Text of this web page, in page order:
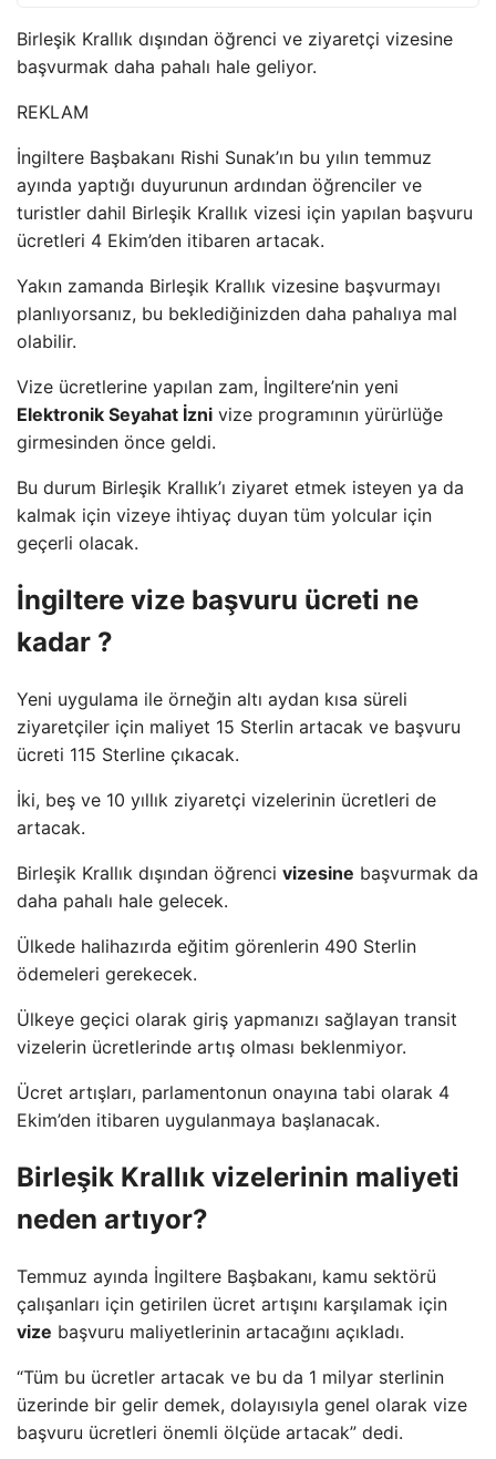
Birleşik Krallık dışından öğrenci ve ziyaretçi vizesine
başvurmak daha pahalı hale geliyor.
REKLAM
İngiltere Başbakanı Rishi Sunak’ın bu yılın temmuz
ayında yaptığı duyurunun ardından öğrenciler ve
turistler dahil Birleşik Krallık vizesi için yapılan başvuru
ücretleri 4 Ekim’den itibaren artacak.
Yakın zamanda Birleşik Krallık vizesine başvurmayı
planlıyorsanız, bu beklediğinizden daha pahalıya mal
olabilir.
Vize ücretlerine yapılan zam, İngiltere’nin yeni
Elektronik Seyahat İzni vize programının yürürlüğe
girmesinden önce geldi.
Bu durum Birleşik Krallık’ı ziyaret etmek isteyen ya da
kalmak için vizeye ihtiyaç duyan tüm yolcular için
geçerli olacak.
İngiltere vize başvuru ücreti ne
kadar ?
Yeni uygulama ile örneğin altı aydan kısa süreli
ziyaretçiler için maliyet 15 Sterlin artacak ve başvuru
ücreti 115 Sterline çıkacak.
İki, beş ve 10 yıllık ziyaretçi vizelerinin ücretleri de
artacak.
Birleşik Krallık dışından öğrenci vizesine başvurmak da
daha pahalı hale gelecek.
Ülkede halihazırda eğitim görenlerin 490 Sterlin
ödemeleri gerekecek.
Ülkeye geçici olarak giriş yapmanızı sağlayan transit
vizelerin ücretlerinde artış olması beklenmiyor.
Ücret artışları, parlamentonun onayına tabi olarak 4
Ekim’den itibaren uygulanmaya başlanacak.
Birleşik Krallık vizelerinin maliyeti
neden artıyor?
Temmuz ayında İngiltere Başbakanı, kamu sektörü
çalışanları için getirilen ücret artışını karşılamak için
vize başvuru maliyetlerinin artacağını açıkladı.
“Tüm bu ücretler artacak ve bu da 1 milyar sterlinin
üzerinde bir gelir demek, dolayısıyla genel olarak vize
başvuru ücretleri önemli ölçüde artacak” dedi.